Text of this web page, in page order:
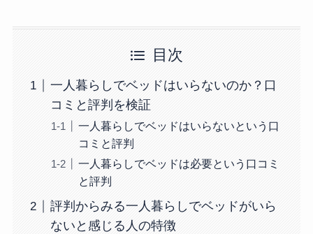
目次
一人暮らしでベッドはいらないのか？口
コミと評判を検証
一人暮らしでベッドはいらないという口
コミと評判
一人暮らしでベッドは必要という口コミ
と評判
評判からみる一人暮らしでベッドがいら
ないと感じる人の特徴